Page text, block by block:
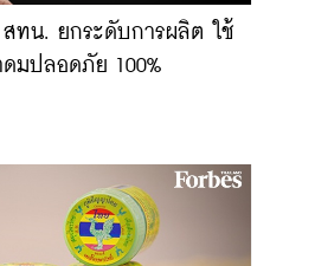
ทน. ยกระดับการผลิต ใช้
ดมปลอดภัย 100%